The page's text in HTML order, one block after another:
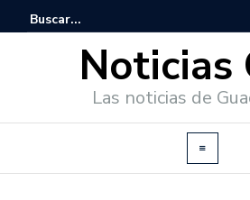
Noticias
Las noticias de